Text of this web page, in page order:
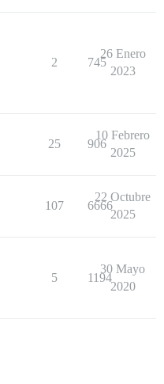
2 745
26 Enero
2023
25 906
10 Febrero
2025
107 6666
22 Octubre
2025
5 1194
30 Mayo
2020